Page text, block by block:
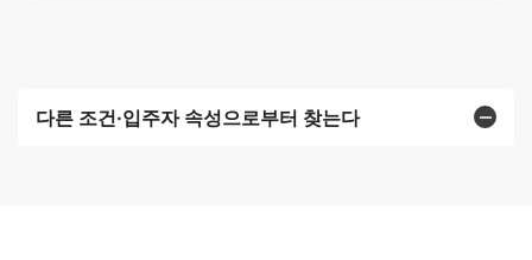
다른 조건·입주자 속성으로부터 찾는다